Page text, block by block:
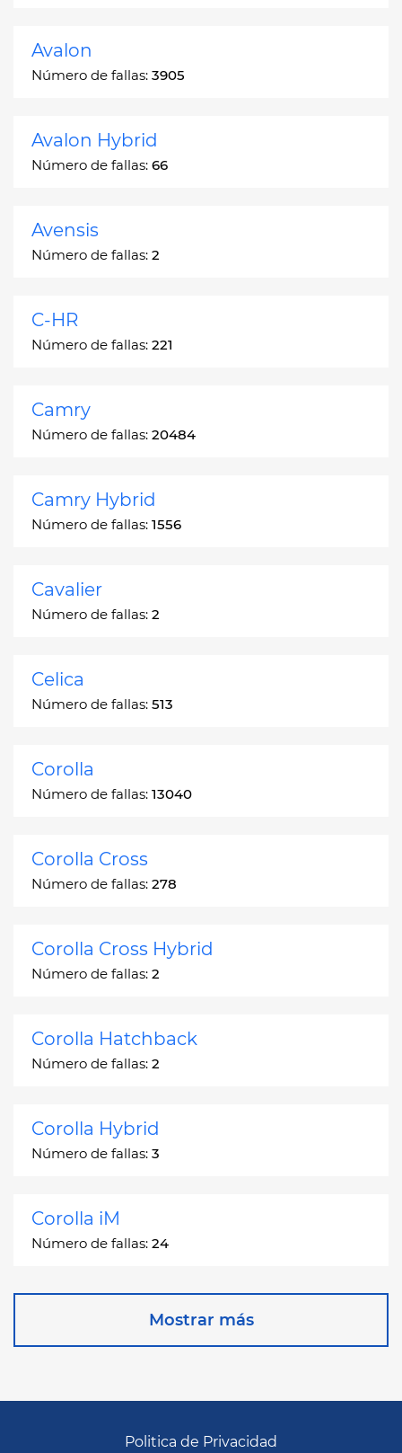
Avalon
Número de fallas: 3905
Avalon Hybrid
Número de fallas: 66
Avensis
Número de fallas: 2
C-HR
Número de fallas: 221
Camry
Número de fallas: 20484
Camry Hybrid
Número de fallas: 1556
Cavalier
Número de fallas: 2
Celica
Número de fallas: 513
Corolla
Número de fallas: 13040
Corolla Cross
Número de fallas: 278
Corolla Cross Hybrid
Número de fallas: 2
Corolla Hatchback
Número de fallas: 2
Corolla Hybrid
Número de fallas: 3
Corolla iM
Número de fallas: 24
Corona Station Wagon
Mostrar más
Politica de Privacidad